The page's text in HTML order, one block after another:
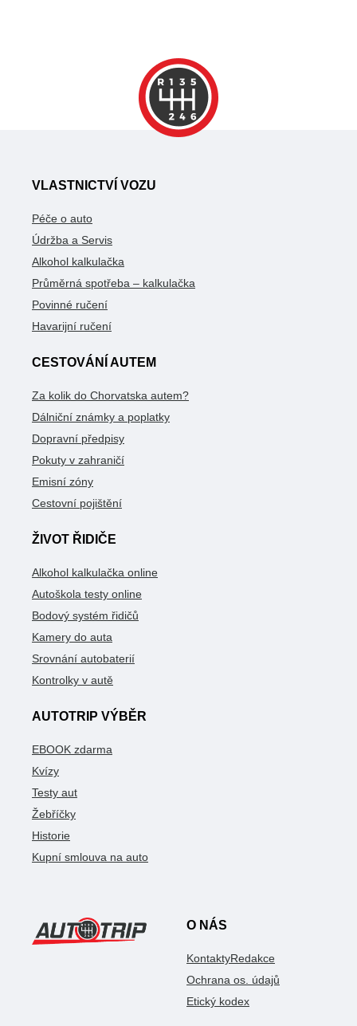
VLASTNICTVÍ VOZU
Péče o auto
Údržba a Servis
Alkohol kalkulačka
Průměrná spotřeba – kalkulačka
Povinné ručení
Havarijní ručení
CESTOVÁNÍ AUTEM
Za kolik do Chorvatska autem?
Dálniční známky a poplatky
Dopravní předpisy
Pokuty v zahraničí
Emisní zóny
Cestovní pojištění
ŽIVOT ŘIDIČE
Alkohol kalkulačka online
Autoškola testy online
Bodový systém řidičů
Kamery do auta
Srovnání autobaterií
Kontrolky v autě
AUTOTRIP VÝBĚR
EBOOK zdarma
Kvízy
Testy aut
Žebříčky
Historie
Kupní smlouva na auto
O NÁS
KontaktyRedakce
Ochrana os. údajů
Etický kodex